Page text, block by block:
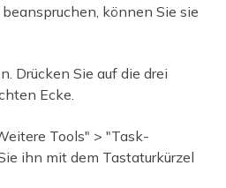
können Sie sie
Drücken Sie auf die drei
Ecke.
Tools" > "Task-
ihn mit dem Tastaturkürzel